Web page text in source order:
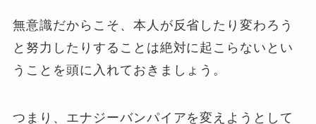
無意識だからこそ、本人が反省したり変わろう
と努力したりすることは絶対に起こらないとい
うことを頭に入れておきましょう。
つまり、エナジーバンパイアを変えようとして